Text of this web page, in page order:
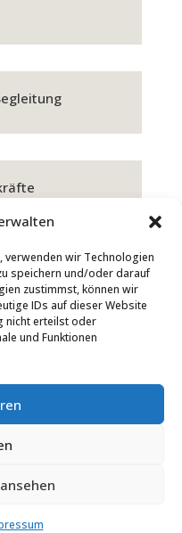
verwenden wir Technologien
speichern und/oder darauf
zustimmst, können wir
IDs auf dieser Website
nicht erteilst oder
und Funktionen
Leins